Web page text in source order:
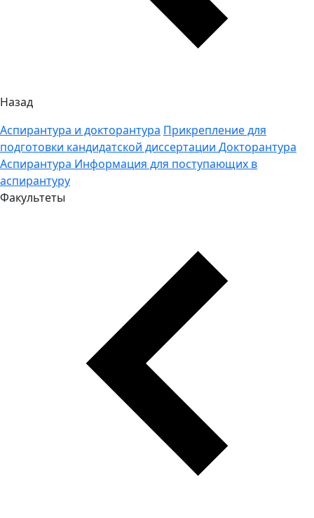
Назад
Аспирантура и докторантура Прикрепление для
подготовки кандидатской диссертации Докторантура
Аспирантура Информация для поступающих в
аспирантуру
Факультеты